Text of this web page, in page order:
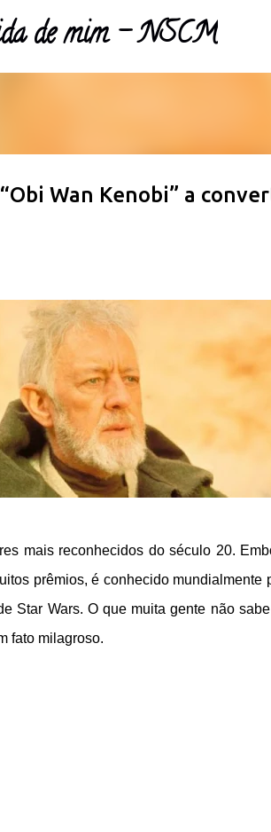
de mim - NSCM
Wan Kenobi” a
mais reconhecidos do século 20.
prêmios, é conhecido mundialmente
Star Wars. O que muita gente não
fato milagroso.